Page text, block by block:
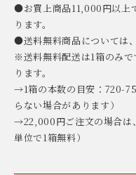
●お買上商品11,000円以上
ります。
●送料無料商品については
※送料無料配送は1箱のみ
ります。
→1箱の本数の目安：720-
らない場合があります）
→22,000円ご注文の場合は
単位で1箱無料）